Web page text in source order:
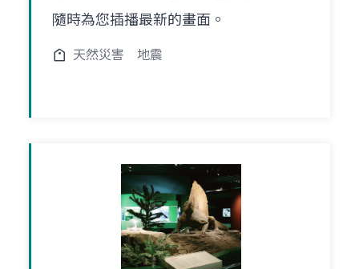
隨時為您插播最新的畫面。
天然災害 地震